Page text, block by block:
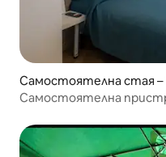
Самостоятелна стая –
Самостоятелна